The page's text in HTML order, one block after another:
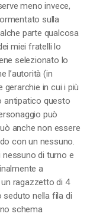
meno invece,
sulla
parte qualcosa
miei fratelli lo
selezionato lo
l’autorità (in
gerarchie in cui i più
antipatico questo
può
anche non essere
con un nessuno.
nessuno di turno e
a
ragazzetto di 4
seduto nella fila di
schema